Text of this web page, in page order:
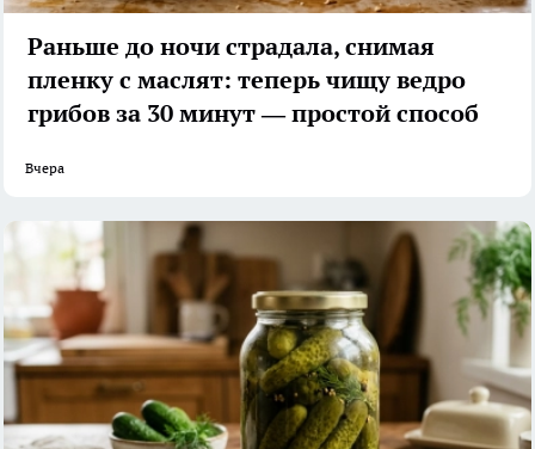
Раньше до ночи страдала, снимая
пленку с маслят: теперь чищу ведро
грибов за 30 минут — простой способ
Вчера